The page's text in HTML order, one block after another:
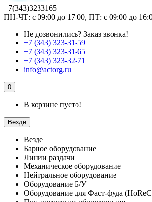
+7(343)3233165
ПН-ЧТ: с 09:00 до 17:00, ПТ: с 09:00 до
Не дозвонились? Заказ звонка!
+7 (343) 323-31-59
+7 (343) 323-31-65
+7 (343) 323-32-71
info@actorg.ru
0
В корзине пусто!
Везде
Везде
Барное оборудование
Линии раздачи
Механическое оборудование
Нейтральное оборудование
Оборудование Б/У
Оборудование для Фаст-фуда